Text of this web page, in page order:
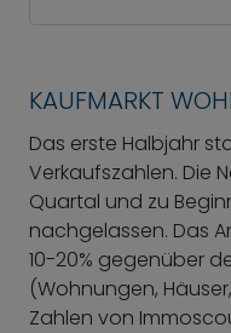
KAUFMARKT
Das erste Halbjahr
Verkaufszahlen. Die
Quartal und zu
nachgelassen. Das
10-20% gegenüber
(Wohnungen,
Zahlen von